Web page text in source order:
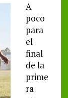
A
poco
para
el
final
de la
prime
ra